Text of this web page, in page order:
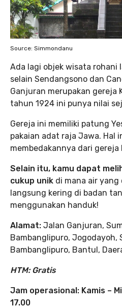
Source: Simmondanu
Ada lagi objek wisata rohani
selain Sendangsono dan
Ganjuran merupakan gereja
tahun 1924 ini punya nilai
Gereja ini memiliki patung
pakaian adat raja Jawa. Hal
membedakannya dari gereja
Selain itu, kamu dapat
cukup unik di mana air yang
langsung kering di badan
menggunakan handuk!
Alamat: Jalan Ganjuran,
Bambanglipuro, Jogodayoh,
Bambanglipuro, Bantul,
HTM: Gratis
Jam operasional: Kamis –
17.00